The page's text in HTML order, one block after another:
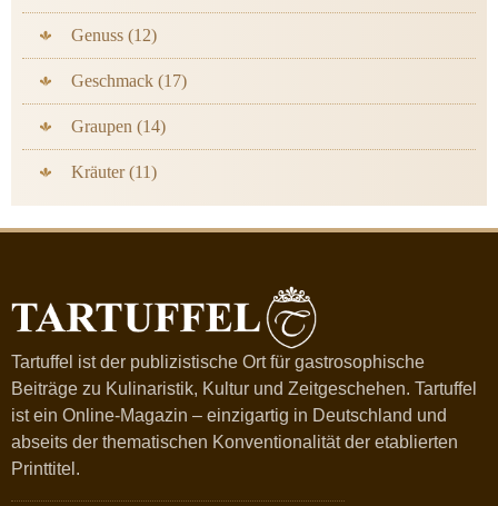
Genuss (12)
Geschmack (17)
Graupen (14)
Kräuter (11)
Tartuffel ist der publizistische Ort für gastrosophische
Beiträge zu Kulinaristik, Kultur und Zeitgeschehen. Tartuffel
ist ein Online-Magazin – einzigartig in Deutschland und
abseits der thematischen Konventionalität der etablierten
Printtitel.